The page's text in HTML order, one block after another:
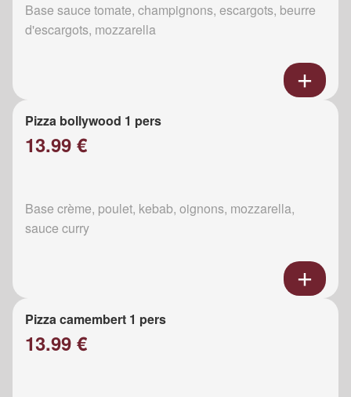
Base sauce tomate, champignons, escargots, beurre
d'escargots, mozzarella
Pizza bollywood 1 pers
13.99 €
Base crème, poulet, kebab, oignons, mozzarella,
sauce curry
Pizza camembert 1 pers
13.99 €